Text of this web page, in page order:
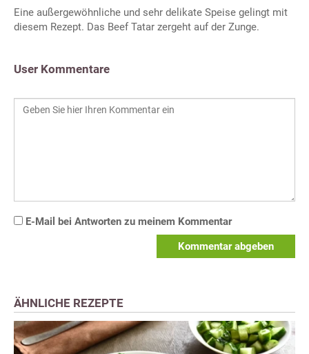
Eine außergewöhnliche und sehr delikate Speise gelingt mit
diesem Rezept. Das Beef Tatar zergeht auf der Zunge.
User Kommentare
E-Mail bei Antworten zu meinem Kommentar
Kommentar abgeben
ÄHNLICHE REZEPTE